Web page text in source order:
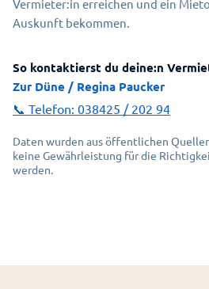
Vermieter:in erreichen und ein
Auskunft bekommen.
So kontaktierst du deine:n
Zur Düne / Regina Paucker
📞 Telefon: 038425 / 202 94
Daten wurden aus öffentlichen
keine Gewährleistung für die
werden.